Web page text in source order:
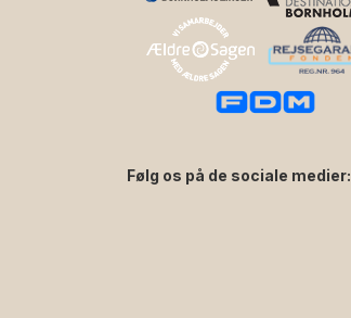
Følg os på de sociale medier: